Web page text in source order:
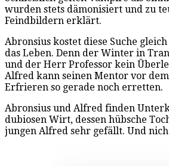
wurden stets dämonisiert und zu
Feindbildern erklärt.
Abronsius kostet diese Suche
das Leben. Denn der Winter in
und der Herr Professor kein
Alfred kann seinen Mentor vor
Erfrieren so gerade noch erretten.
Abronsius und Alfred finden
dubiosen Wirt, dessen hübsche
jungen Alfred sehr gefällt. Und